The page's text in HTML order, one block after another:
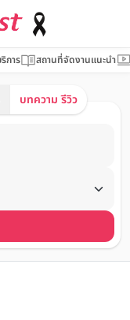
การ สถานที่จัดงานแนะนำ
บทความ รีวิว